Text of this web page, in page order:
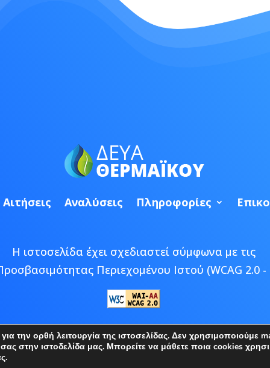
Αιτήσεις Αναλύσεις Πληροφορίες
Η ιστοσελίδα έχει σχεδιαστεί σύμφωνα με τις
Περιεχομένου Ιστού (WCAG 2.0 -
2026 ΔΕΥΑ Θερμαϊκού | Developed byEpic Bee
την ορθή λειτουργία της ιστοσελίδας. Δεν χρησιμοποιούμε
στην ιστοδελίδα μας. Μπορείτε να μάθετε ποια cookies